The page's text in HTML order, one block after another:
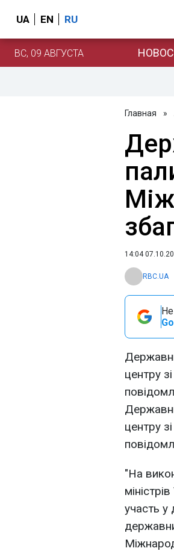
UA EN RU
ВС, 09 АВГУСТА
Главная »
14:04
RBC.UA
центру
центру
"На
участь у